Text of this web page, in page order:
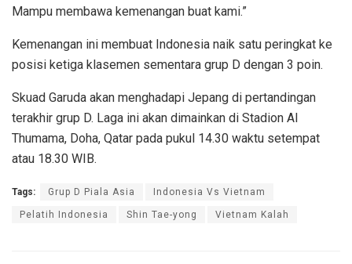
Mampu membawa kemenangan buat kami.”
Kemenangan ini membuat Indonesia naik satu peringkat ke
posisi ketiga klasemen sementara grup D dengan 3 poin.
Skuad Garuda akan menghadapi Jepang di pertandingan
terakhir grup D. Laga ini akan dimainkan di Stadion Al
Thumama, Doha, Qatar pada pukul 14.30 waktu setempat
atau 18.30 WIB.
Tags: Grup D Piala Asia Indonesia Vs Vietnam
Pelatih Indonesia Shin Tae-yong Vietnam Kalah